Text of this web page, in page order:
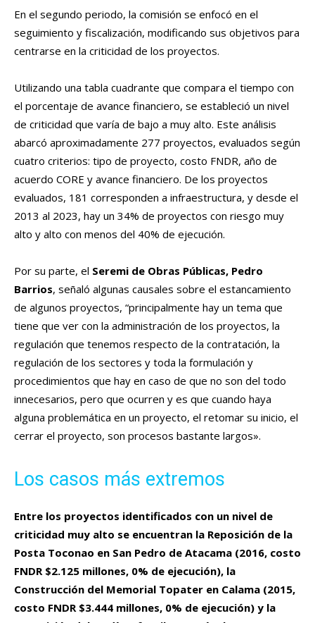
En el segundo periodo, la comisión se enfocó en el
seguimiento y fiscalización, modificando sus objetivos para
centrarse en la criticidad de los proyectos.
Utilizando una tabla cuadrante que compara el tiempo con
el porcentaje de avance financiero, se estableció un nivel
de criticidad que varía de bajo a muy alto. Este análisis
abarcó aproximadamente 277 proyectos, evaluados según
cuatro criterios: tipo de proyecto, costo FNDR, año de
acuerdo CORE y avance financiero. De los proyectos
evaluados, 181 corresponden a infraestructura, y desde el
2013 al 2023, hay un 34% de proyectos con riesgo muy
alto y alto con menos del 40% de ejecución.
Por su parte, el Seremi de Obras Públicas, Pedro
Barrios, señaló algunas causales sobre el estancamiento
de algunos proyectos, “principalmente hay un tema que
tiene que ver con la administración de los proyectos, la
regulación que tenemos respecto de la contratación, la
regulación de los sectores y toda la formulación y
procedimientos que hay en caso de que no son del todo
innecesarios, pero que ocurren y es que cuando haya
alguna problemática en un proyecto, el retomar su inicio, el
cerrar el proyecto, son procesos bastante largos».
Los casos más extremos
Entre los proyectos identificados con un nivel de
criticidad muy alto se encuentran la Reposición de la
Posta Toconao en San Pedro de Atacama (2016, costo
FNDR $2.125 millones, 0% de ejecución), la
Construcción del Memorial Topater en Calama (2015,
costo FNDR $3.444 millones, 0% de ejecución) y la